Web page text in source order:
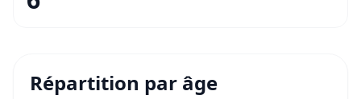
Répartition par âge